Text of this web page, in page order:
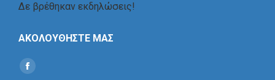
Δε βρέθηκαν εκδηλώσεις!
ΑΚΟΛΟΥΘΗΣΤΕ ΜΑΣ
Find us on:
Social